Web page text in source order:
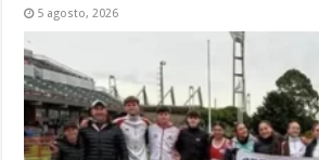
5 agosto, 2026